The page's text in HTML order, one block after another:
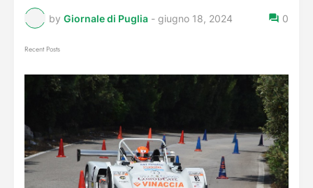
by Giornale di Puglia - giugno 18, 2024 0
Recent Posts